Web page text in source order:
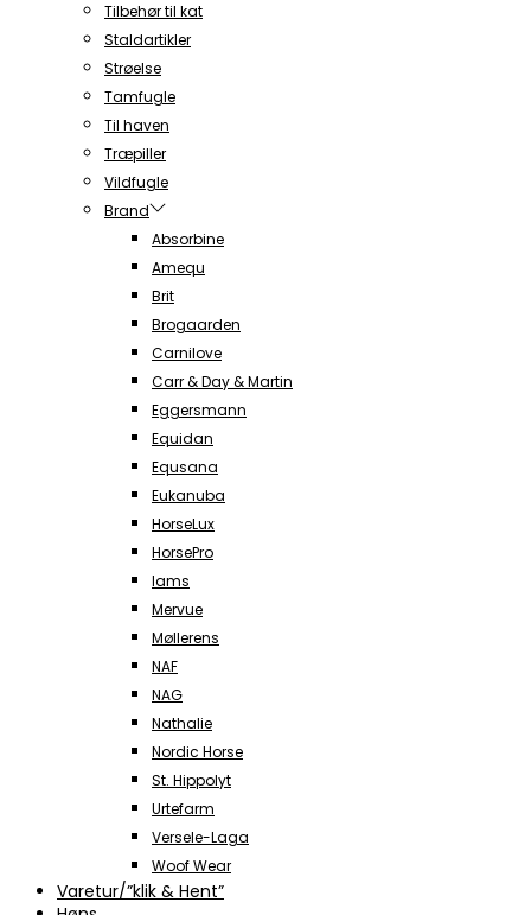
Tilbehør til kat
Staldartikler
Strøelse
Tamfugle
Til haven
Træpiller
Vildfugle
Brand
Absorbine
Amequ
Brit
Brogaarden
Carnilove
Carr & Day & Martin
Eggersmann
Equidan
Equsana
Eukanuba
HorseLux
HorsePro
Iams
Mervue
Møllerens
NAF
NAG
Nathalie
Nordic Horse
St. Hippolyt
Urtefarm
Versele-Laga
Woof Wear
Varetur/”klik & Hent”